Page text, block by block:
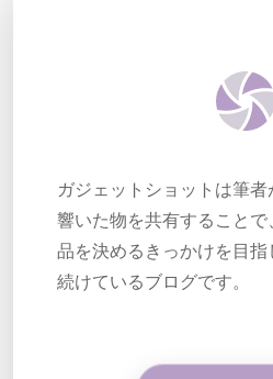
ガジェットショットは筆
響いた物を共有することで
品を決めるきっかけを目指
続けているブログです。